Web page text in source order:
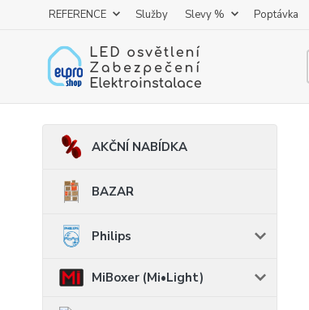
REFERENCE Služby Slevy % Poptávka
AKČNÍ NABÍDKA
BAZAR
Philips
MiBoxer (Mi•Light)